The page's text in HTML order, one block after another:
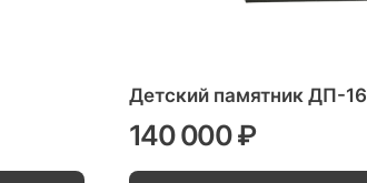
Детский памятник ДП-16
140 000 ₽